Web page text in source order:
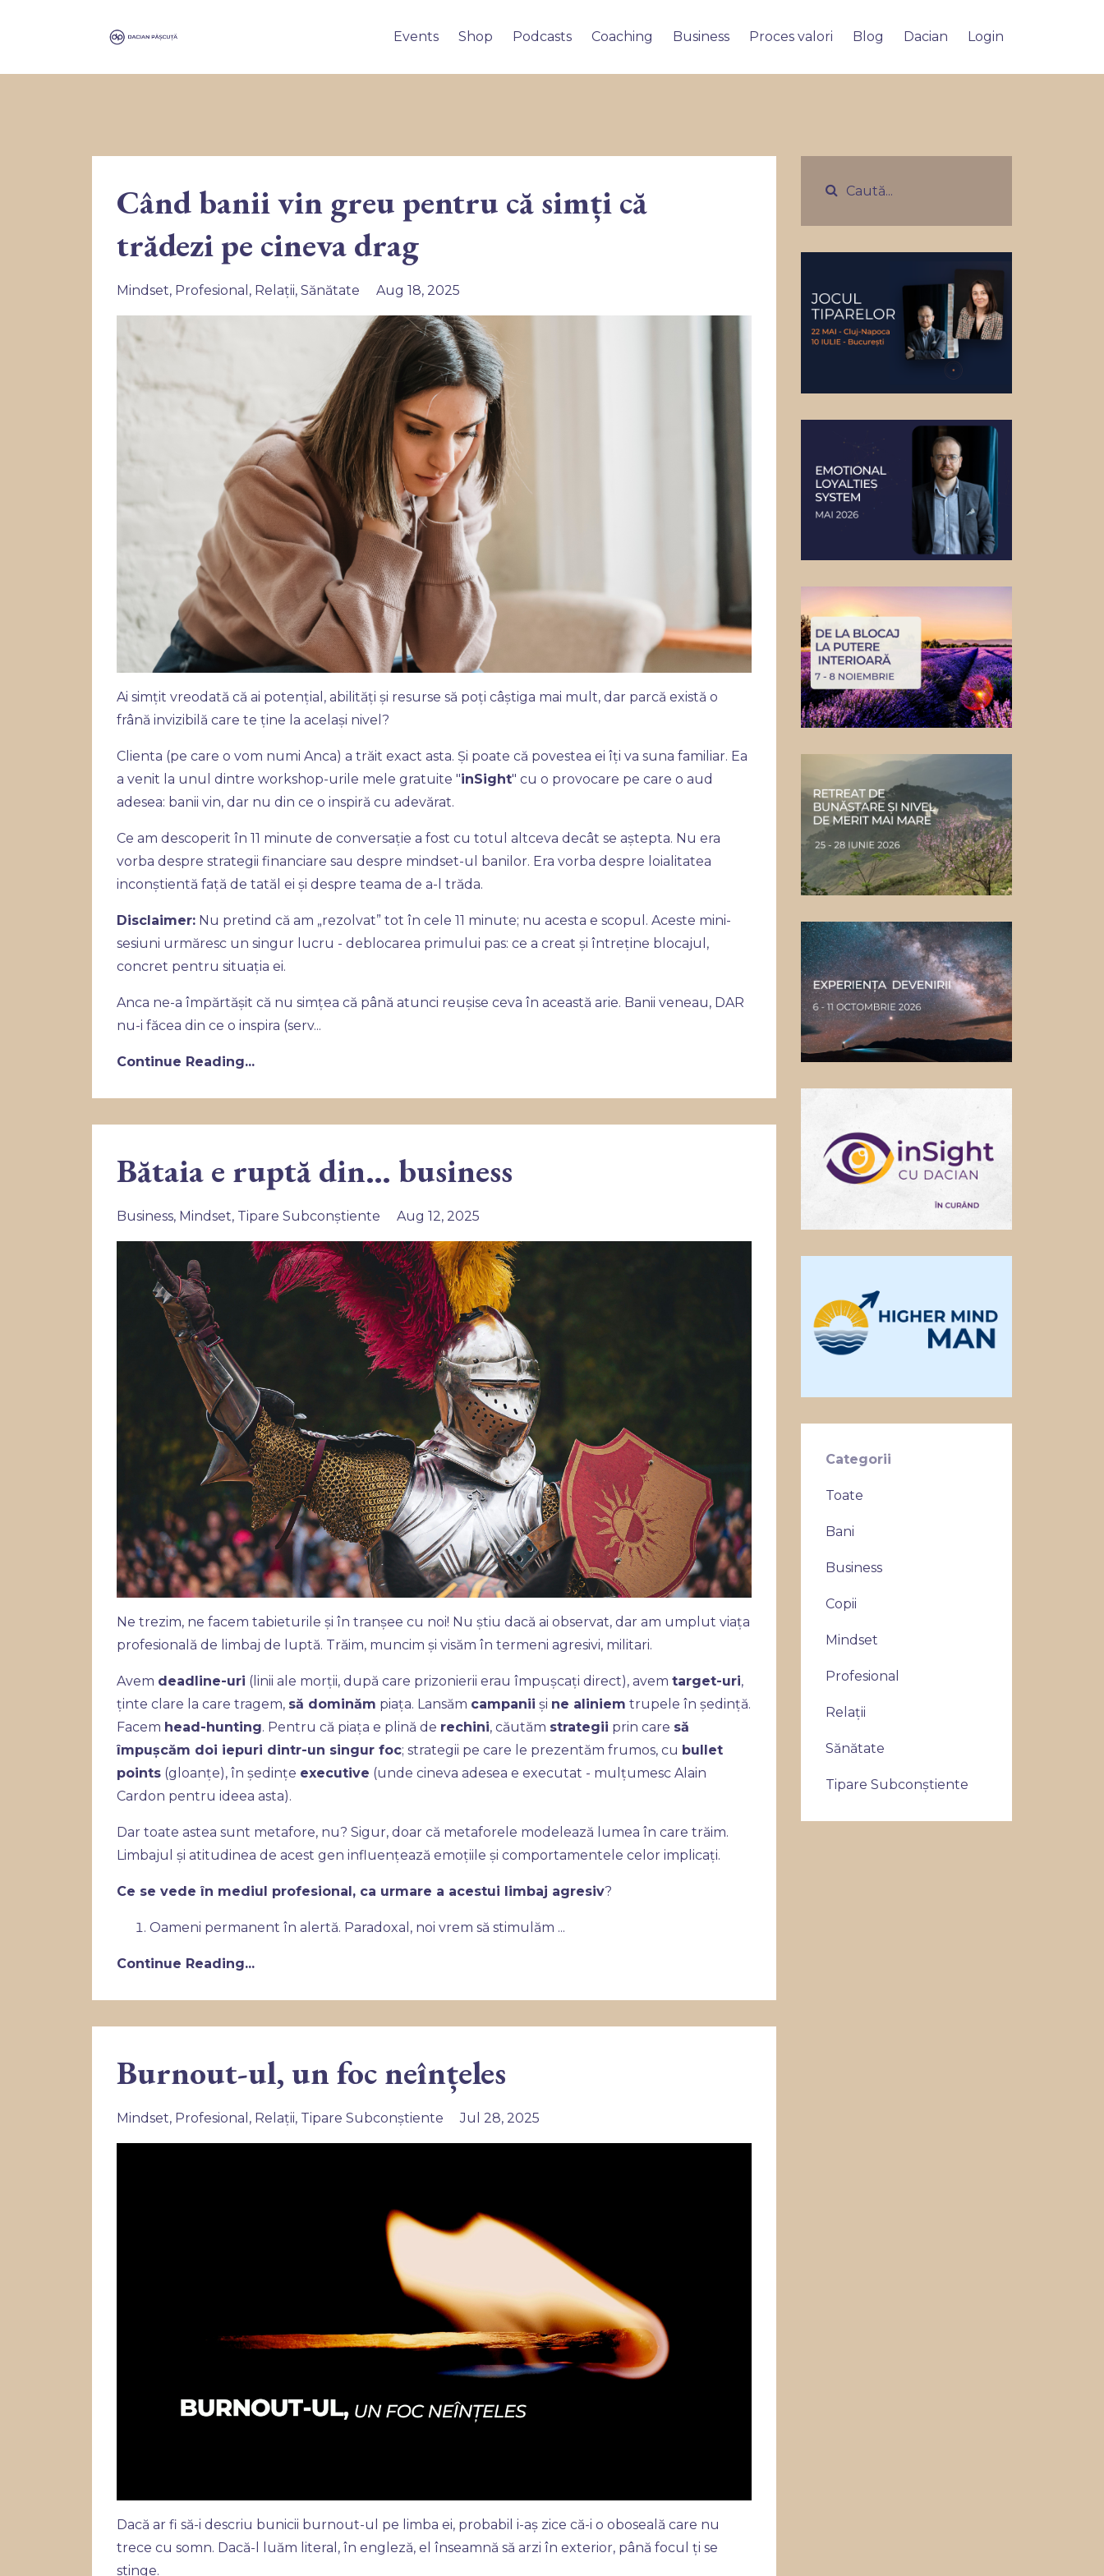
Events Shop Podcasts Coaching Business Proces valori Blog Dacian Login
Când banii vin greu pentru că simți că
trădezi pe cineva drag
Mindset Profesional Relații Sănătate Aug 18, 2025
Ai simțit vreodată că ai potențial, abilități și resurse să poți câștiga mai mult, dar parcă există o
frână invizibilă care te ține la același nivel?
Clienta (pe care o vom numi Anca) a trăit exact asta. Și poate că povestea ei îți va suna familiar. Ea
a venit la unul dintre workshop-urile mele gratuite "inSight" cu o provocare pe care o aud
adesea: banii vin, dar nu din ce o inspiră cu adevărat.
Ce am descoperit în 11 minute de conversație a fost cu totul altceva decât se aștepta. Nu era
vorba despre strategii financiare sau despre mindset-ul banilor. Era vorba despre loialitatea
inconștientă față de tatăl ei și despre teama de a-l trăda.
Disclaimer: Nu pretind că am „rezolvat” tot în cele 11 minute; nu acesta e scopul. Aceste mini-
sesiuni urmăresc un singur lucru - deblocarea primului pas: ce a creat și întreține blocajul,
concret pentru situația ei.
Anca ne-a împărtășit că nu simțea că până atunci reușise ceva în această arie. Banii veneau, DAR
nu-i făcea din ce o inspira (serv...
Continue Reading...
Bătaia e ruptă din… business
Business Mindset Tipare Subconștiente Aug 12, 2025
Ne trezim, ne facem tabieturile și în tranșee cu noi! Nu știu dacă ai observat, dar am umplut viața
profesională de limbaj de luptă. Trăim, muncim și visăm în termeni agresivi, militari.
Avem deadline-uri (linii ale morții, după care prizonierii erau împușcați direct), avem target-uri,
ținte clare la care tragem, să dominăm piața. Lansăm campanii și ne aliniem trupele în ședință.
Facem head-hunting. Pentru că piața e plină de rechini, căutăm strategii prin care să
împușcăm doi iepuri dintr-un singur foc; strategii pe care le prezentăm frumos, cu bullet
points (gloanțe), în ședințe executive (unde cineva adesea e executat - mulțumesc Alain
Cardon pentru ideea asta).
Dar toate astea sunt metafore, nu? Sigur, doar că metaforele modelează lumea în care trăim.
Limbajul și atitudinea de acest gen influențează emoțiile și comportamentele celor implicați.
Ce se vede în mediul profesional, ca urmare a acestui limbaj agresiv?
Oameni permanent în alertă. Paradoxal, noi vrem să stimulăm ...
Continue Reading...
Burnout-ul, un foc neînțeles
Mindset Profesional Relații Tipare Subconștiente Jul 28, 2025
Dacă ar fi să-i descriu bunicii burnout-ul pe limba ei, probabil i-aș zice că-i o oboseală care nu
trece cu somn. Dacă-l luăm literal, în engleză, el înseamnă să arzi în exterior, până focul ți se
stinge.
Categorii
Toate
Bani
Business
Copii
Mindset
Profesional
Relații
Sănătate
Tipare Subconștiente